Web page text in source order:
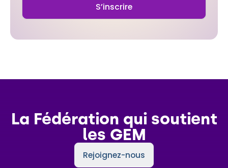
La Fédération qui soutient
les GEM
Rejoignez-nous